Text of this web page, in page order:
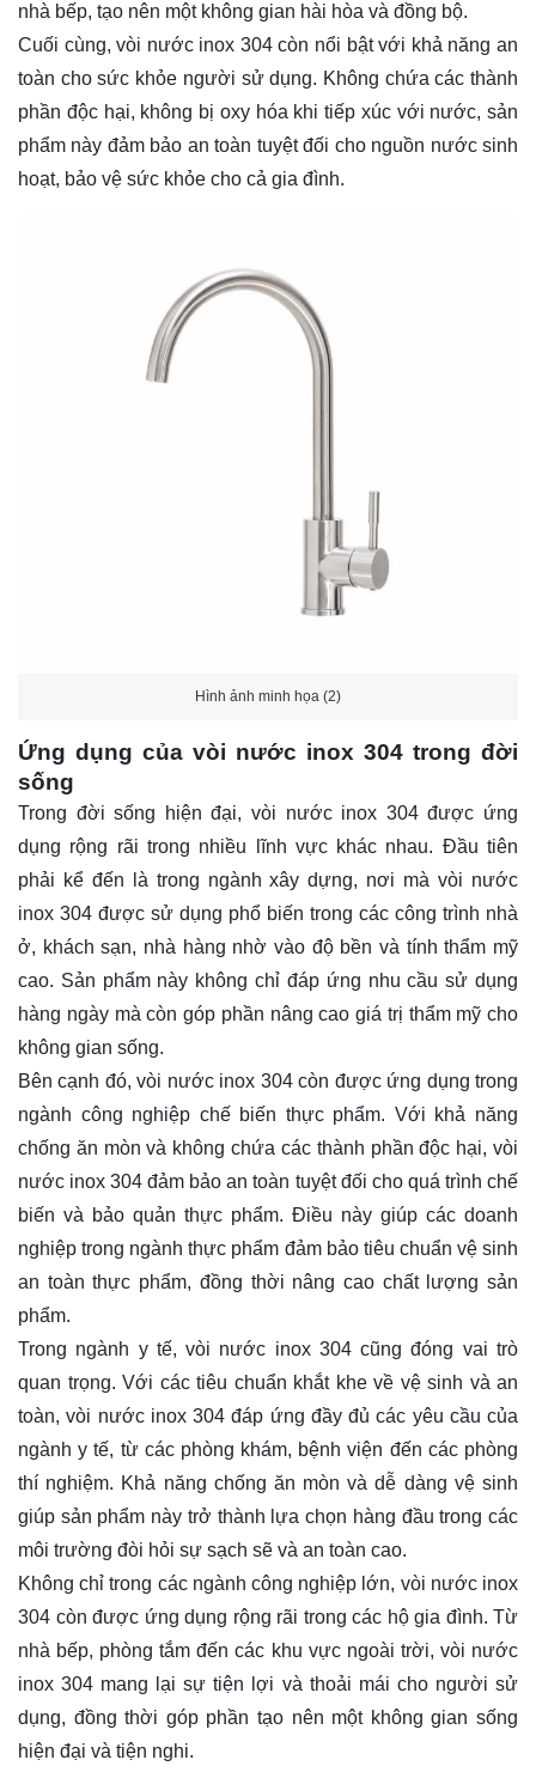
nhà bếp, tạo nên một không gian hài hòa và đồng bộ.
Cuối cùng, vòi nước inox 304 còn nổi bật với khả năng an
toàn cho sức khỏe người sử dụng. Không chứa các thành
phần độc hại, không bị oxy hóa khi tiếp xúc với nước, sản
phẩm này đảm bảo an toàn tuyệt đối cho nguồn nước sinh
hoạt, bảo vệ sức khỏe cho cả gia đình.
Hình ảnh minh họa (2)
Ứng dụng của vòi nước inox 304 trong đời
sống
Trong đời sống hiện đại, vòi nước inox 304 được ứng
dụng rộng rãi trong nhiều lĩnh vực khác nhau. Đầu tiên
phải kể đến là trong ngành xây dựng, nơi mà vòi nước
inox 304 được sử dụng phổ biến trong các công trình nhà
ở, khách sạn, nhà hàng nhờ vào độ bền và tính thẩm mỹ
cao. Sản phẩm này không chỉ đáp ứng nhu cầu sử dụng
hàng ngày mà còn góp phần nâng cao giá trị thẩm mỹ cho
không gian sống.
Bên cạnh đó, vòi nước inox 304 còn được ứng dụng trong
ngành công nghiệp chế biến thực phẩm. Với khả năng
chống ăn mòn và không chứa các thành phần độc hại, vòi
nước inox 304 đảm bảo an toàn tuyệt đối cho quá trình chế
biến và bảo quản thực phẩm. Điều này giúp các doanh
nghiệp trong ngành thực phẩm đảm bảo tiêu chuẩn vệ sinh
an toàn thực phẩm, đồng thời nâng cao chất lượng sản
phẩm.
Trong ngành y tế, vòi nước inox 304 cũng đóng vai trò
quan trọng. Với các tiêu chuẩn khắt khe về vệ sinh và an
toàn, vòi nước inox 304 đáp ứng đầy đủ các yêu cầu của
ngành y tế, từ các phòng khám, bệnh viện đến các phòng
thí nghiệm. Khả năng chống ăn mòn và dễ dàng vệ sinh
giúp sản phẩm này trở thành lựa chọn hàng đầu trong các
môi trường đòi hỏi sự sạch sẽ và an toàn cao.
Không chỉ trong các ngành công nghiệp lớn, vòi nước inox
304 còn được ứng dụng rộng rãi trong các hộ gia đình. Từ
nhà bếp, phòng tắm đến các khu vực ngoài trời, vòi nước
inox 304 mang lại sự tiện lợi và thoải mái cho người sử
dụng, đồng thời góp phần tạo nên một không gian sống
hiện đại và tiện nghi.